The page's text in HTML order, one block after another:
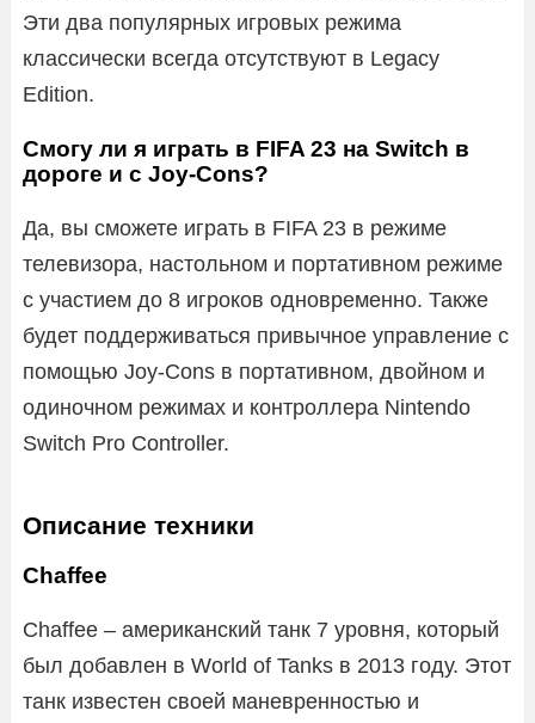
Эти два популярных игровых режима
классически всегда отсутствуют в Legacy
Edition.
Смогу ли я играть в FIFA 23 на Switch в
дороге и с Joy-Cons?
Да, вы сможете играть в FIFA 23 в режиме
телевизора, настольном и портативном режиме
с участием до 8 игроков одновременно. Также
будет поддерживаться привычное управление с
помощью Joy-Cons в портативном, двойном и
одиночном режимах и контроллера Nintendo
Switch Pro Controller.
Описание техники
Chaffee
Chaffee – американский танк 7 уровня, который
был добавлен в World of Tanks в 2013 году. Этот
танк известен своей маневренностью и